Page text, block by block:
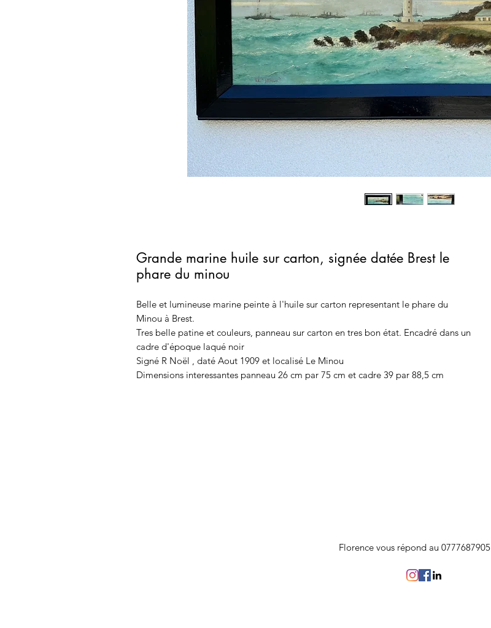
Grande marine huile sur carton, signée datée Brest le
phare du minou
Belle et lumineuse marine peinte à l'huile sur carton representant le phare du
Minou à Brest.
Tres belle patine et couleurs, panneau sur carton en tres bon état. Encadré dans un
cadre d'époque laqué noir
Signé R Noël , daté Aout 1909 et localisé Le Minou
Dimensions interessantes panneau 26 cm par 75 cm et cadre 39 par 88,5 cm
Florence vous répond au 0777687905